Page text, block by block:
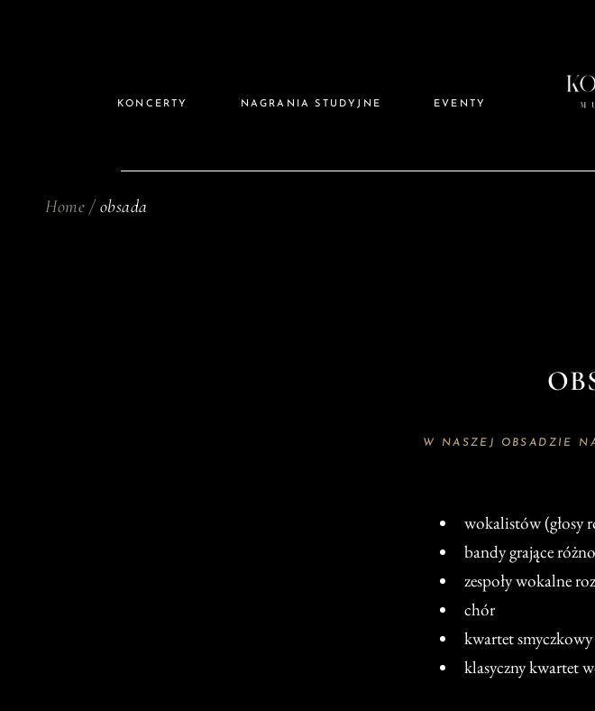
KONCERTY NAGRANIA STUDYJNE EVENTY
Home obsada
W NASZEJ OBSADZIE
wokalistów (głosy
bandy grające
zespoły wokalne
chór
kwartet smyczkowy
klasyczny kwartet